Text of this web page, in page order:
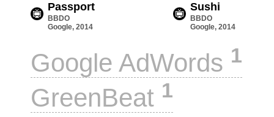
Passport
BBDO
Google, 2014
Sushi
BBDO
Google, 2014
Google AdWords 1
GreenBeat 1